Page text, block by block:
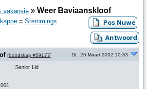
vakansie » Weer Baviaanskloof
:: Stemmings
[boodskap #59177] Di., 26 Maart 2002 10:33
Senior Lid